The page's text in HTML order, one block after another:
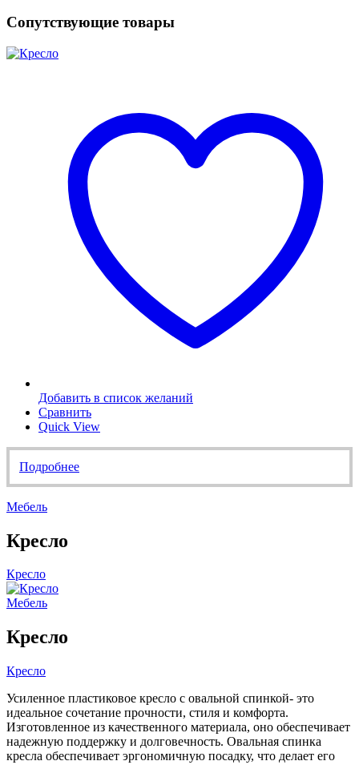
Сопутствующие товары
Добавить в список желаний
Сравнить
Quick View
Подробнее
Мебель
Кресло
Кресло
Мебель
Кресло
Кресло
Усиленное пластиковое кресло с овальной спинкой- это
идеальное сочетание прочности, стиля и комфорта.
Изготовленное из качественного материала, оно обеспечивает
надежную поддержку и долговечность. Овальная спинка
кресла обеспечивает эргономичную посадку, что делает его